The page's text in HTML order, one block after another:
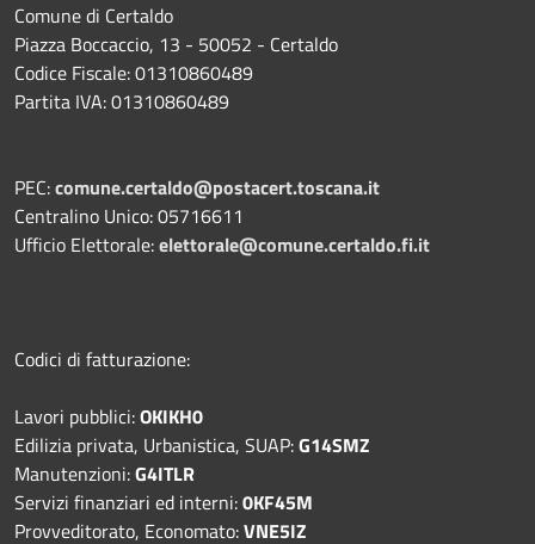
Comune di Certaldo
Piazza Boccaccio, 13 - 50052 - Certaldo
Codice Fiscale: 01310860489
Partita IVA: 01310860489
PEC:comune.certaldo@postacert.toscana.it
Centralino Unico: 05716611
Ufficio Elettorale:elettorale@comune.certaldo.fi.it
Codici di fatturazione:
Lavori pubblici:OKIKH0
Edilizia privata, Urbanistica, SUAP:G14SMZ
Manutenzioni:G4ITLR
Servizi finanziari ed interni:0KF45M
Provveditorato, Economato:VNE5IZ